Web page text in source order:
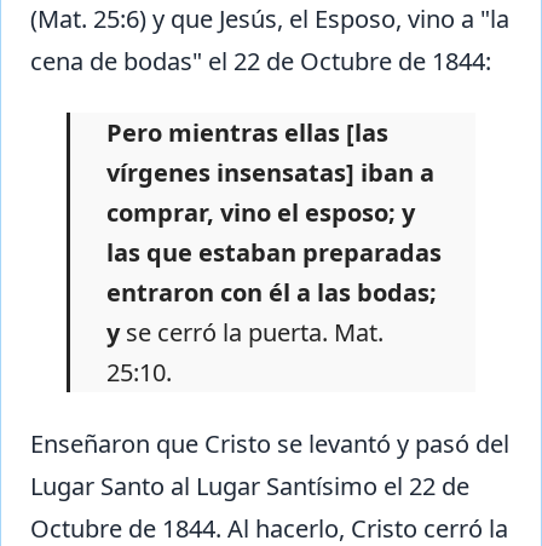
(Mat. 25:6) y que Jesús, el Esposo, vino a "la
cena de bodas" el 22 de Octubre de 1844:
Pero mientras ellas [las
vírgenes insensatas] iban a
comprar, vino el esposo; y
las que estaban preparadas
entraron con él a las bodas;
yse cerró la puerta. Mat.
25:10.
Enseñaron que Cristo se levantó y pasó del
Lugar Santo al Lugar Santísimo el 22 de
Octubre de 1844. Al hacerlo, Cristo cerró la